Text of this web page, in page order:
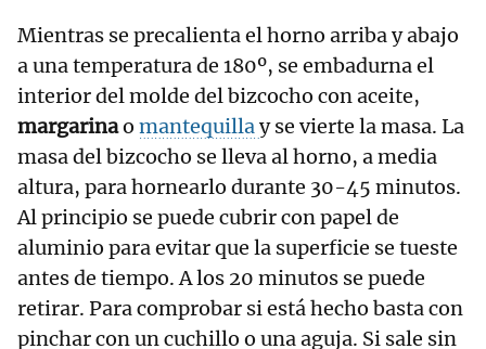
Mientras se precalienta el horno arriba y abajo
a una temperatura de 180º, se embadurna el
interior del molde del bizcocho con aceite,
margarinao mantequillay se vierte la masa. La
masa del bizcocho se lleva al horno, a media
altura, para hornearlo durante 30-45 minutos.
Al principio se puede cubrir con papel de
aluminio para evitar que la superficie se tueste
antes de tiempo. A los 20 minutos se puede
retirar. Para comprobar si está hecho basta con
pinchar con un cuchillo o una aguja. Si sale sin